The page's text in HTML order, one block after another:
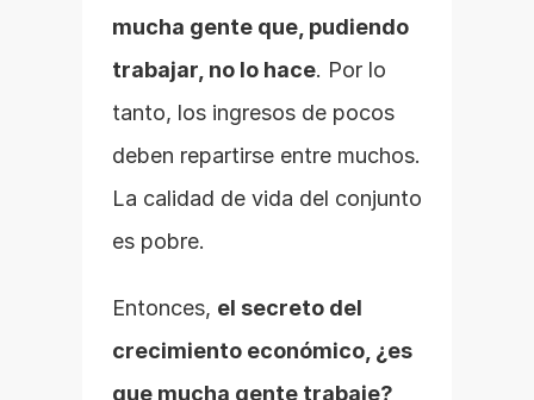
mucha gente que, pudiendo
trabajar, no lo hace. Por lo
tanto, los ingresos de pocos
deben repartirse entre muchos.
La calidad de vida del conjunto
es pobre.
Entonces, el secreto del
crecimiento económico, ¿es
que mucha gente trabaje?